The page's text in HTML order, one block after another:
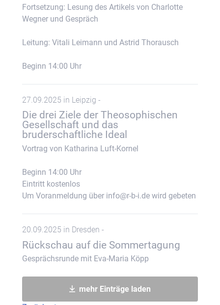
Fortsetzung: Lesung des Artikels von Charlotte
Wegner und Gespräch
Leitung: Vitali Leimann und Astrid Thorausch
Beginn 14:00 Uhr
27.09.2025 in Leipzig -
Die drei Ziele der Theosophischen
Gesellschaft und das
bruderschaftliche Ideal
Vortrag von Katharina Luft-Kornel
Beginn 14:00 Uhr
Eintritt kostenlos
Um Voranmeldung über info@r-b-i.de wird gebeten
20.09.2025 in Dresden -
Rückschau auf die Sommertagung
Gesprächsrunde mit Eva-Maria Köpp
mehr Einträge laden